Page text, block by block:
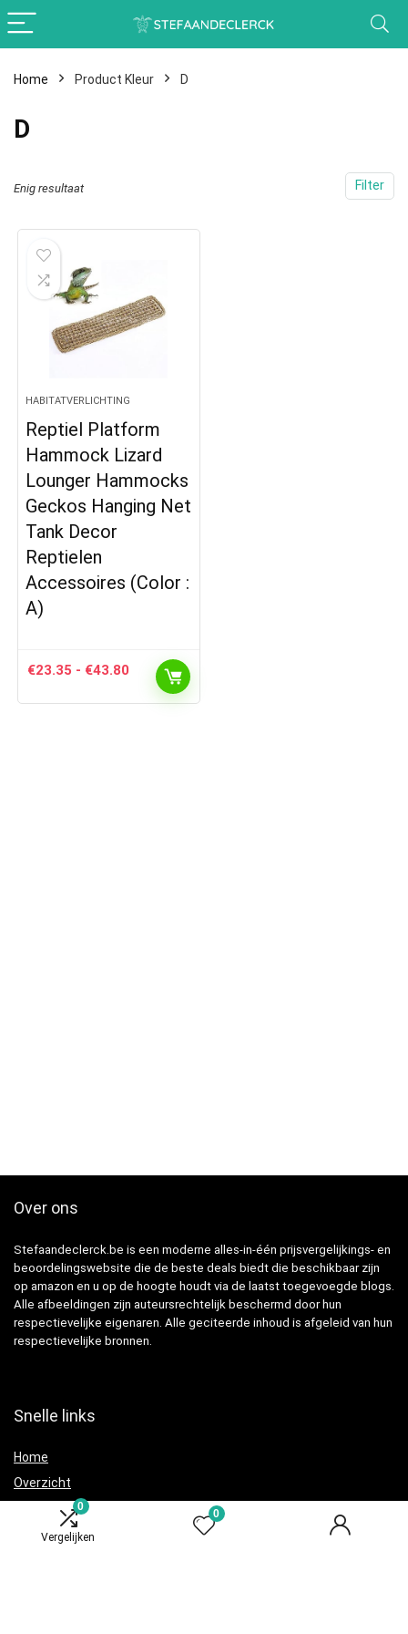
0
Vergelijken
0
Home Product Kleur D
D
Filter
Enig resultaat
HABITATVERLICHTING
Reptiel Platform
Hammock Lizard
Lounger Hammocks
Geckos Hanging Net
Tank Decor
Reptielen
Accessoires (Color :
A)
€23.35 - €43.80 Prijsklasse:
€23.35
tot
Over ons
Stefaandeclerck.be is een moderne alles-in-één prijsvergelijkings- en
beoordelingswebsite die de beste deals biedt die beschikbaar zijn
op amazon en u op de hoogte houdt via de laatst toegevoegde blogs.
Alle afbeeldingen zijn auteursrechtelijk beschermd door hun
respectievelijke eigenaren. Alle geciteerde inhoud is afgeleid van hun
respectievelijke bronnen.
Snelle links
Home
Overzicht
Alles winkelen
Blogs